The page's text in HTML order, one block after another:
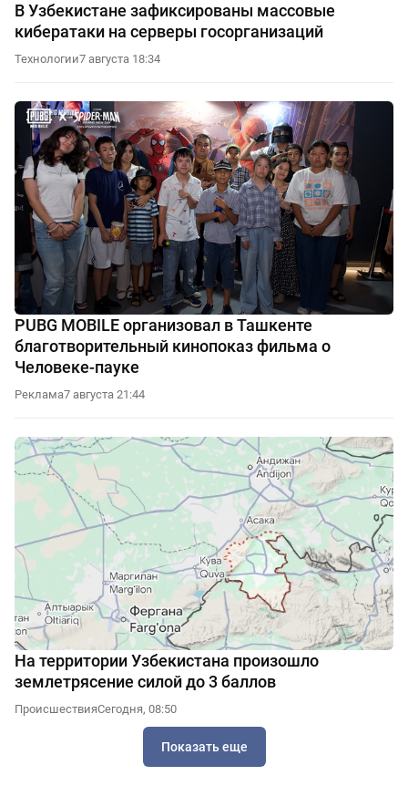
В Узбекистане зафиксированы массовые
кибератаки на серверы госорганизаций
Технологии7 августа 18:34
PUBG MOBILE организовал в Ташкенте
благотворительный кинопоказ фильма о
Человеке-пауке
Реклама7 августа 21:44
На территории Узбекистана произошло
землетрясение силой до 3 баллов
ПроисшествияСегодня, 08:50
Показать еще